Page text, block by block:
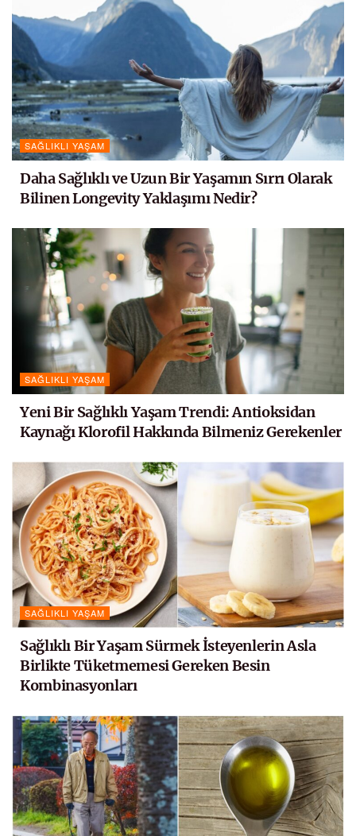
SAĞLIKLI YAŞAM
Daha Sağlıklı ve Uzun Bir Yaşamın Sırrı Olarak
Bilinen Longevity Yaklaşımı Nedir?
SAĞLIKLI YAŞAM
Yeni Bir Sağlıklı Yaşam Trendi: Antioksidan
Kaynağı Klorofil Hakkında Bilmeniz Gerekenler
SAĞLIKLI YAŞAM
Sağlıklı Bir Yaşam Sürmek İsteyenlerin Asla
Birlikte Tüketmemesi Gereken Besin
Kombinasyonları